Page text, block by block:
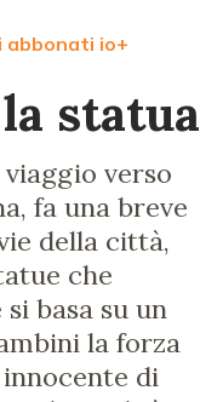
io+
statua
verso
fa una breve
della città,
che
basa su un
la forza
di